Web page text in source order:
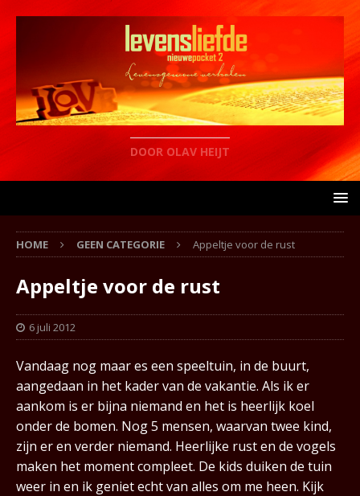
DOOR OLAV HEIJT
HOME GEEN CATEGORIE Appeltje voor de rust
Appeltje voor de rust
6 juli 2012
Vandaag nog maar es een speeltuin, in de buurt,
aangedaan in het kader van de vakantie. Als ik er
aankom is er bijna niemand en het is heerlijk koel
onder de bomen. Nog 5 mensen, waarvan twee kind,
zijn er en verder niemand. Heerlijke rust en de vogels
maken het moment compleet. De kids duiken de tuin
weer in en ik geniet echt van alles om me heen. Kijk